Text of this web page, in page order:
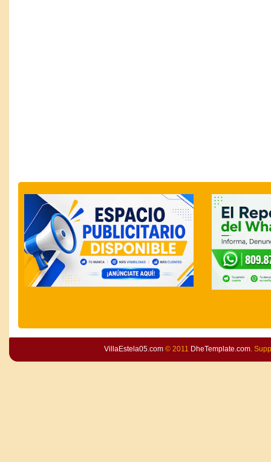
VillaEstela05.com© 2011 DheTemplate.com.